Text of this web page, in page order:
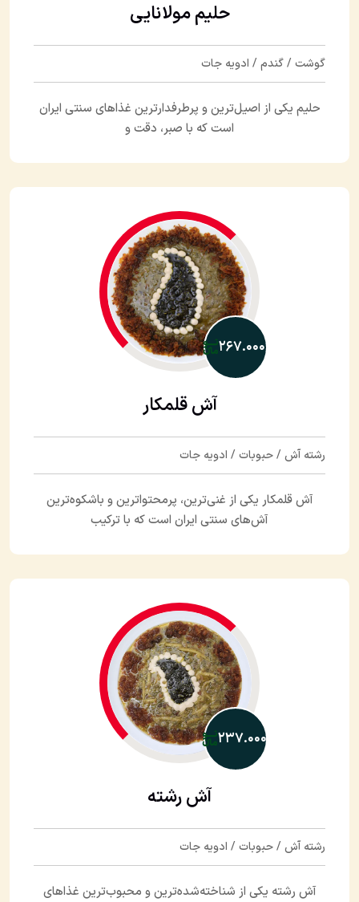
حلیم مولانایی
گوشت / گندم / ادویه جات
حلیم یکی از اصیل‌ترین و پرطرفدارترین غذاهای سنتی ایران
است که با صبر، دقت و
۲۶۷.۰۰۰
آش قلمکار
رشته آش / حبوبات / ادویه جات
آش قلمکار یکی از غنی‌ترین، پرمحتواترین و باشکوه‌ترین
آش‌های سنتی ایران است که با ترکیب
۲۳۷.۰۰۰
آش رشته
رشته آش / حبوبات / ادویه جات
آش رشته یکی از شناخته‌شده‌ترین و محبوب‌ترین غذاهای